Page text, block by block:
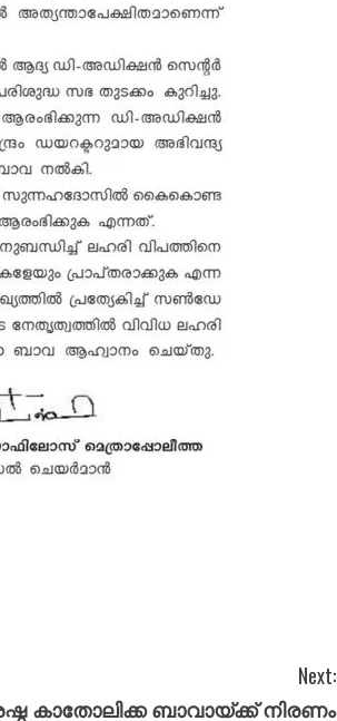
Next:
കാതോലിക്ക ബാവായ്ക്ക് നിരണം